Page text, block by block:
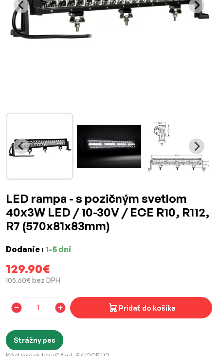
LED rampa - s pozičným svetlom
40x3W LED / 10-30V / ECE R10, R112,
R7 (570x81x83mm)
Dodanie : 1-5 dni
129.90€
105.60€ bez DPH
Pridať do košíka
Strážny pes